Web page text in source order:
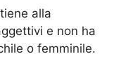
alla
e non ha
o femminile.